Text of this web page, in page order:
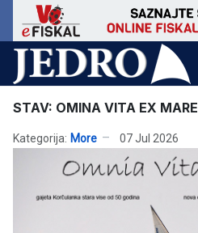
STAV: OMINA VITA EX MARE
Kategorija: More 07 Jul 2026